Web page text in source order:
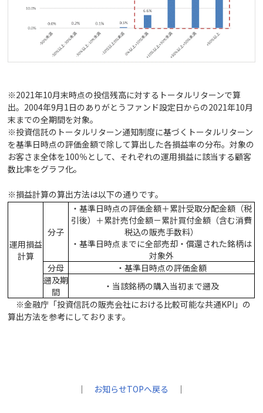
※2021年10月末時点の投信残高に対するトータルリターンで算
出。2004年9月1日のありがとうファンド設定日からの2021年10月
末までの全期間を対象。
※投資信託のトータルリターン通知制度に基づくトータルリターン
を基準日時点の評価金額で除して算出した各損益率の分布。対象の
お客さま全体を100％として、それぞれの運用損益に該当する顧客
数比率をグラフ化。
※損益計算の算出方法は以下の通りです。
運用損益
計算
分子
・基準日時点の評価金額＋累計受取分配金額（税
引後）＋累計売付金額－累計買付金額（含む消費
税込の販売手数料）
・基準日時点までに全部売却・償還された銘柄は
対象外
分母
・基準日時点の評価金額
遡及期
間
・当該銘柄の購入当初まで遡及
※金融庁「投資信託の販売会社における比較可能な共通KPI」の
算出方法を参考にしております。
｜ お知らせTOPへ戻る ｜